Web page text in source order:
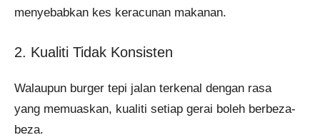
menyebabkan kes keracunan makanan.
2. Kualiti Tidak Konsisten
Walaupun burger tepi jalan terkenal dengan rasa
yang memuaskan, kualiti setiap gerai boleh berbeza-
beza.